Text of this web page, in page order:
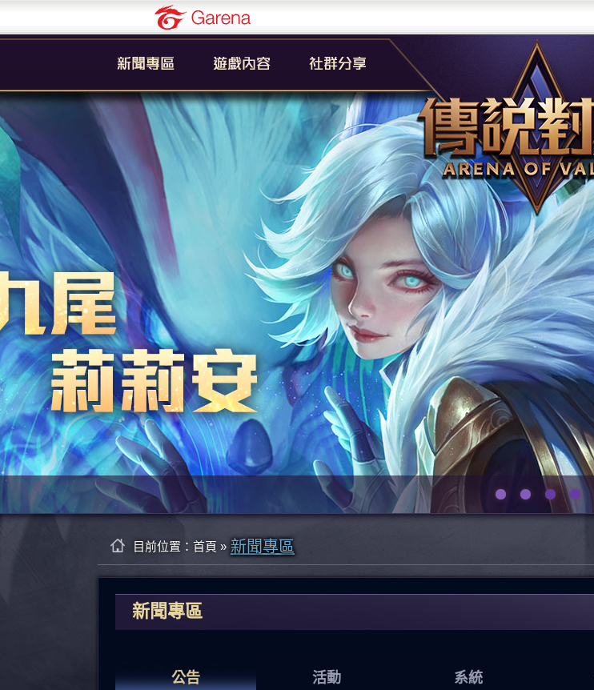
公告
活動
系統
賽事
教學
攻略
新手引導
遊戲簡介
英雄列表
裝備列表
奧義列表
挑戰者技能
官方粉絲團
YouTube
目前位置： 首頁 » 新聞專區
新聞專區
公告 活動 系統